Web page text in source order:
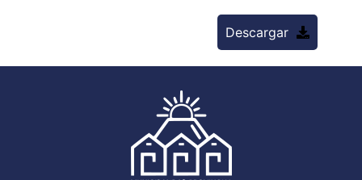
Descargar